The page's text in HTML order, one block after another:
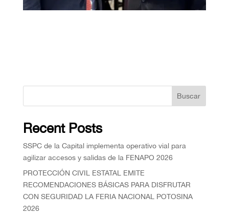
Buscar
Recent Posts
SSPC de la Capital implementa operativo vial para
agilizar accesos y salidas de la FENAPO 2026
PROTECCIÓN CIVIL ESTATAL EMITE
RECOMENDACIONES BÁSICAS PARA DISFRUTAR
CON SEGURIDAD LA FERIA NACIONAL POTOSINA
2026